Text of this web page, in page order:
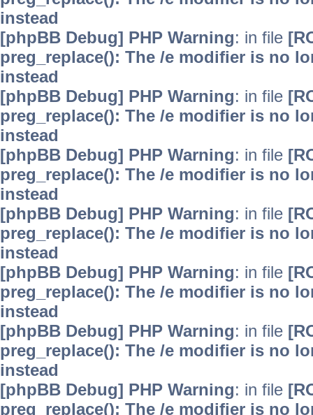
instead
[phpBB Debug] PHP Warning: in file
preg_replace(): The /e modifier is no
instead
[phpBB Debug] PHP Warning: in file
preg_replace(): The /e modifier is no
instead
[phpBB Debug] PHP Warning: in file
preg_replace(): The /e modifier is no
instead
[phpBB Debug] PHP Warning: in file
preg_replace(): The /e modifier is no
instead
[phpBB Debug] PHP Warning: in file
preg_replace(): The /e modifier is no
instead
[phpBB Debug] PHP Warning: in file
preg_replace(): The /e modifier is no
instead
[phpBB Debug] PHP Warning: in file
preg_replace(): The /e modifier is no